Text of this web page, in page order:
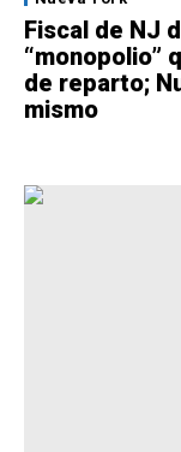
Fiscal de NJ
“monopolio”
de reparto;
mismo